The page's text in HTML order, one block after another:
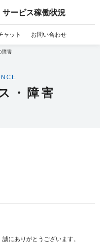
サービス稼働状況
ャット お問い合わせ
障害
・障害
にありがとうございます。